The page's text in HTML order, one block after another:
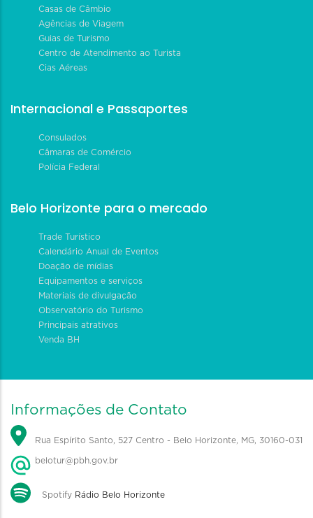
Casas de Câmbio
Agências de Viagem
Guias de Turismo
Centro de Atendimento ao Turista
Cias Aéreas
Internacional e Passaportes
Consulados
Câmaras de Comércio
Polícia Federal
Belo Horizonte para o mercado
Trade Turístico
Calendário Anual de Eventos
Doação de mídias
Equipamentos e serviços
Materiais de divulgação
Observatório do Turismo
Principais atrativos
Venda BH
Informações de Contato
Rua Espírito Santo, 527 Centro - Belo Horizonte, MG, 30160-031
belotur@pbh.gov.br
Spotify Rádio Belo Horizonte